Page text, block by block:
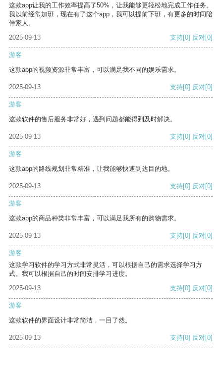
这款app让我的工作效率提高了50%，让我能够更轻松地完成工作任务。
我以前经常加班，现在有了这个app，我可以提前下班，有更多的时间陪
伴家人。
2025-09-13
支持[0] 反对[0]
游客
这款app的视频资源非常丰富，可以满足我不同的娱乐需求。
2025-09-13 支持[0] 反对[0]
游客
这款软件的售后服务非常好，遇到问题都能得到及时解决。
2025-09-13 支持[0] 反对[0]
游客
这款app的路线规划非常精准，让我能够快速到达目的地。
2025-09-13 支持[0] 反对[0]
游客
这款app的商品种类非常丰富，可以满足我所有的购物需求。
2025-09-13 支持[0] 反对[0]
游客
这款学习软件的学习方式非常灵活，可以根据自己的需求选择学习方
式。我可以根据自己的时间安排学习进度。
2025-09-13
支持[0] 反对[0]
游客
这款软件的界面设计非常简洁，一目了然。
2025-09-13 支持[0] 反对[0]